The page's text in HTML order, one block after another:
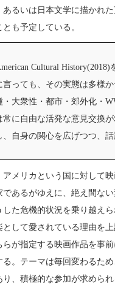
あるいは日本文学に描かれ
も予定している。
Cultural
言っても、その実態は多様
・大衆性・都市・郊外化・
常に自由な活発な意見交換
、自身の関心を広げつつ、
アメリカという国に対して
であるがゆえに、絶え間な
した危機的状況を乗り越え
として愛されている理由を
らが指定する映画作品を事
る。テーマは毎回変わるた
り、積極的な参加が求めら